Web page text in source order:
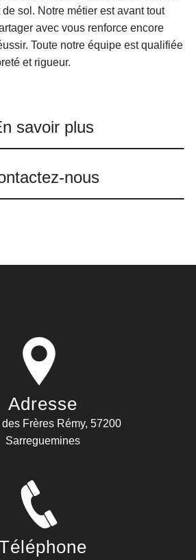
sol . Notre métier est avant tout
avec vous renforce encore
Toute notre équipe est qualifiée
et rigueur.
savoir plus
nous
Adresse
Sarreguemines